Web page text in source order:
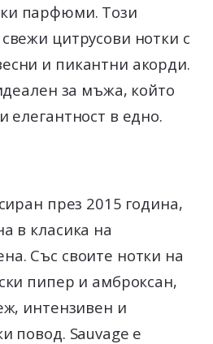
парфюми. Този
цитрусови нотки с
и пикантни акорди.
за мъжа, който
елегантност в едно.
през 2015 година,
в класика на
Със своите нотки на
пипер и амброксан,
интензивен и
повод. Sauvage е